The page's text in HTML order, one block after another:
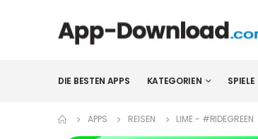
DIE BESTEN APPS KATEGORIEN SPIELE
APPS REISEN LIME - #RIDEGREEN